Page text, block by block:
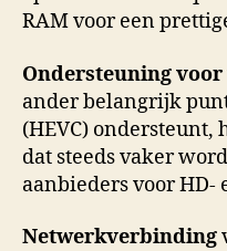
RAM voor een
Ondersteuning
ander belangrijk
(HEVC)
dat steeds vaker
aanbieders voor HD-
Netwerkverbinding